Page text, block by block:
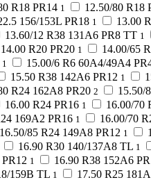
R18 PR14 1 12.50/80 R18
156/153L PR18 1 13.00
13.60/12 R38 131A6 PR8 TT 1
14.00 R20 PR20 1 14.00/65
1 15.00/6 R6 60A4/49A4
15.50 R38 142A6 PR12 1
R24 162A8 PR20 2 15.50/
16.00 R24 PR16 1 16.00/70
169A2 PR16 1 16.00/70
16.50/85 R24 149A8 PR12 1
16.90 R30 140/137A8 TL 1
1 16.90 R38 152A6
159B TL 1 17.50 R25